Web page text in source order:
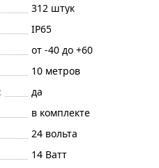
312 штук
IP65
от -40 до +60
10 метров
да
в комплекте
24 вольта
14 Ватт